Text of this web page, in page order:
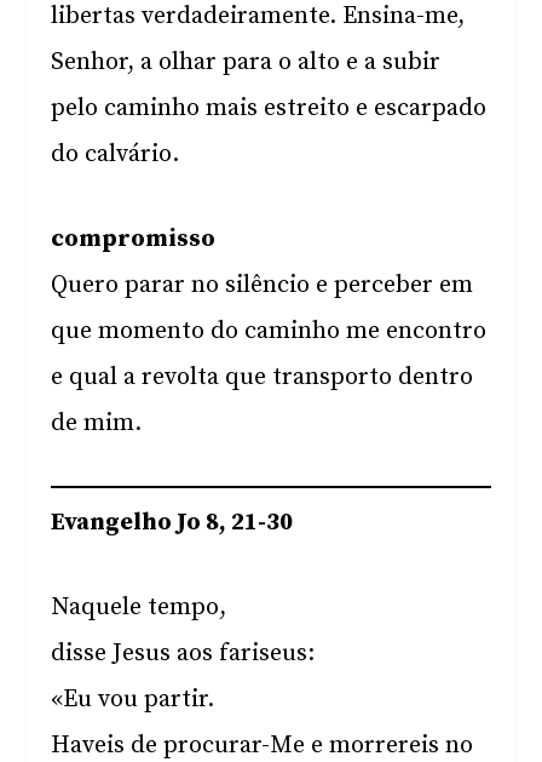
libertas verdadeiramente. Ensina-me,
Senhor, a olhar para o alto e a subir
pelo caminho mais estreito e escarpado
do calvário.
compromisso
Quero parar no silêncio e perceber em
que momento do caminho me encontro
e qual a revolta que transporto dentro
de mim.
Evangelho Jo 8, 21-30
Naquele tempo,
disse Jesus aos fariseus:
«Eu vou partir.
Haveis de procurar-Me e morrereis no